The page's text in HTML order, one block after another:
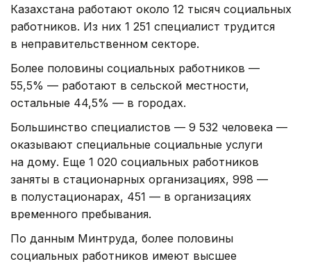
Казахстана работают около 12 тысяч социальных
работников. Из них 1 251 специалист трудится
в неправительственном секторе.
Более половины социальных работников —
55,5% — работают в сельской местности,
остальные 44,5% — в городах.
Большинство специалистов — 9 532 человека —
оказывают специальные социальные услуги
на дому. Еще 1 020 социальных работников
заняты в стационарных организациях, 998 —
в полустационарах, 451 — в организациях
временного пребывания.
По данным Минтруда, более половины
социальных работников имеют высшее